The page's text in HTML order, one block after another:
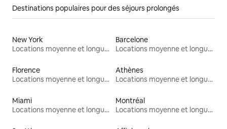
Destinations populaires pour des séjours prolongés
New York
Locations moyenne et longue durée
Barcelone
Locations moyenne et longue durée
Florence
Locations moyenne et longue durée
Athènes
Locations moyenne et longue durée
Miami
Locations moyenne et longue durée
Montréal
Locations moyenne et longue durée